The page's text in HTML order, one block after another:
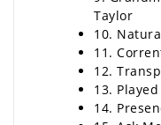
Taylor
10.
11.
12.
13.
14.